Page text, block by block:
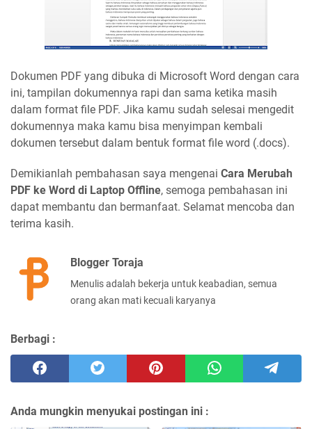
Dokumen PDF yang dibuka di Microsoft Word dengan cara
ini, tampilan dokumennya rapi dan sama ketika masih
dalam format file PDF. Jika kamu sudah selesai mengedit
dokumennya maka kamu bisa menyimpan kembali
dokumen tersebut dalam bentuk format file word (.docs).
Demikianlah pembahasan saya mengenai Cara Merubah
PDF ke Word di Laptop Offline, semoga pembahasan ini
dapat membantu dan bermanfaat. Selamat mencoba dan
terima kasih.
Blogger Toraja
Menulis adalah bekerja untuk keabadian, semua
orang akan mati kecuali karyanya
Berbagi :
Anda mungkin menyukai postingan ini :